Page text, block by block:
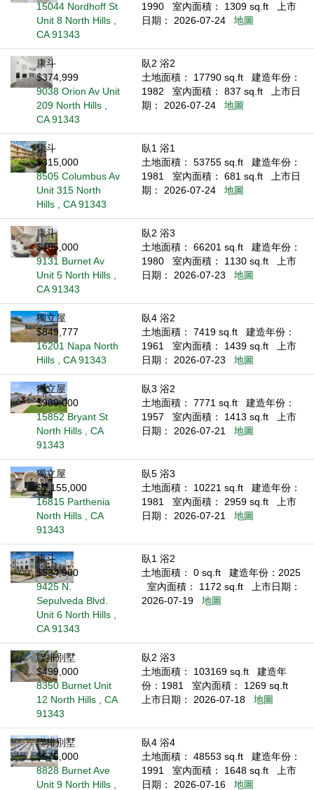
15044 Nordhoff St
Unit 8 North Hills ,
CA 91343
1990
室內面積： 1309 sq.ft
上市
日期： 2026-07-24
地圖
康斗
$374,999
9038 Orion Av Unit
209 North Hills ,
CA 91343
臥2 浴2
土地面積： 17790 sq.ft
建造年份：
1982
室內面積： 837 sq.ft
上市日
期： 2026-07-24
地圖
康斗
$315,000
8505 Columbus Av
Unit 315 North
Hills , CA 91343
臥1 浴1
土地面積： 53755 sq.ft
建造年份：
1981
室內面積： 681 sq.ft
上市日
期： 2026-07-24
地圖
康斗
$495,000
9131 Burnet Av
Unit 5 North Hills ,
CA 91343
臥2 浴3
土地面積： 66201 sq.ft
建造年份：
1980
室內面積： 1130 sq.ft
上市
日期： 2026-07-23
地圖
獨立屋
$849,777
16201 Napa North
Hills , CA 91343
臥4 浴2
土地面積： 7419 sq.ft
建造年份：
1961
室內面積： 1439 sq.ft
上市
日期： 2026-07-23
地圖
獨立屋
$989,000
15852 Bryant St
North Hills , CA
91343
臥3 浴2
土地面積： 7771 sq.ft
建造年份：
1957
室內面積： 1413 sq.ft
上市
日期： 2026-07-21
地圖
獨立屋
$1,155,000
16815 Parthenia
North Hills , CA
91343
臥5 浴3
土地面積： 10221 sq.ft
建造年份：
1981
室內面積： 2959 sq.ft
上市
日期： 2026-07-21
地圖
康斗
$534,900
9425 N.
Sepulveda Blvd.
Unit 6 North Hills ,
CA 91343
臥1 浴2
土地面積： 0 sq.ft
建造年份：2025
室內面積： 1172 sq.ft
上市日期：
2026-07-19
地圖
聯排別墅
$499,000
8350 Burnet Unit
12 North Hills , CA
91343
臥2 浴3
土地面積： 103169 sq.ft
建造年
份：1981
室內面積： 1269 sq.ft
上市日期： 2026-07-18
地圖
聯排別墅
$575,000
8828 Burnet Ave
Unit 9 North Hills ,
臥4 浴4
土地面積： 48553 sq.ft
建造年份：
1991
室內面積： 1648 sq.ft
上市
日期： 2026-07-16
地圖